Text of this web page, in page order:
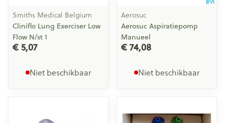
Smiths Medical Belgium
Cliniflo Lung Exerciser Low
Flow N/st 1
€ 5,07
Niet beschikbaar
Aerosuc
Aerosuc Aspiratiepomp
Manueel
€ 74,08
Niet beschikbaar